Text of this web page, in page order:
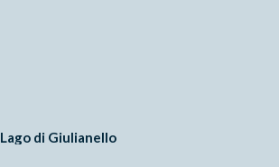
Lago di Giulianello